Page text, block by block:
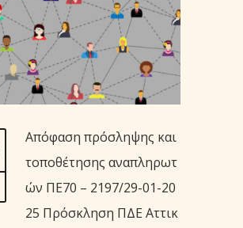
Απόφαση πρόσληψης και
τοποθέτησης αναπληρωτ
ών ΠΕ70 – 2197/29-01-20
25 Πρόσκληση ΠΔΕ Αττικ